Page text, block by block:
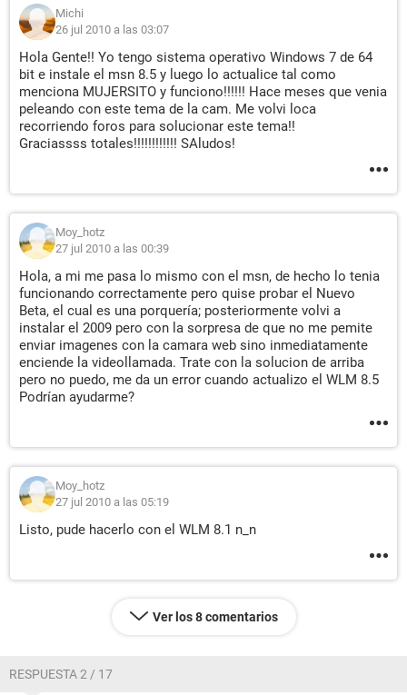
Michi
26 jul 2010 a las 03:07
Hola Gente!! Yo tengo sistema operativo Windows 7 de 64
bit e instale el msn 8.5 y luego lo actualice tal como
menciona MUJERSITO y funciono!!!!!! Hace meses que venia
peleando con este tema de la cam. Me volvi loca
recorriendo foros para solucionar este tema!!
Graciassss totales!!!!!!!!!!!! SAludos!
Moy_hotz
27 jul 2010 a las 00:39
Hola, a mi me pasa lo mismo con el msn, de hecho lo tenia
funcionando correctamente pero quise probar el Nuevo
Beta, el cual es una porquería; posteriormente volvi a
instalar el 2009 pero con la sorpresa de que no me pemite
enviar imagenes con la camara web sino inmediatamente
enciende la videollamada. Trate con la solucion de arriba
pero no puedo, me da un error cuando actualizo el WLM 8.5
Podrían ayudarme?
Moy_hotz
27 jul 2010 a las 05:19
Listo, pude hacerlo con el WLM 8.1 n_n
Ver los 8 comentarios
RESPUESTA 2 / 17